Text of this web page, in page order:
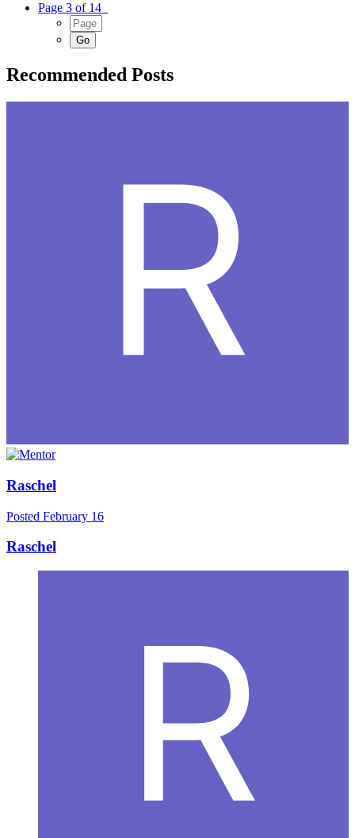
Page 3 of 14
Recommended Posts
Raschel
Posted February 16
Raschel